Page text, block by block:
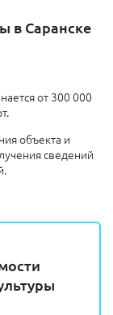
в Саранске
от 300 000
объекта и
сведений